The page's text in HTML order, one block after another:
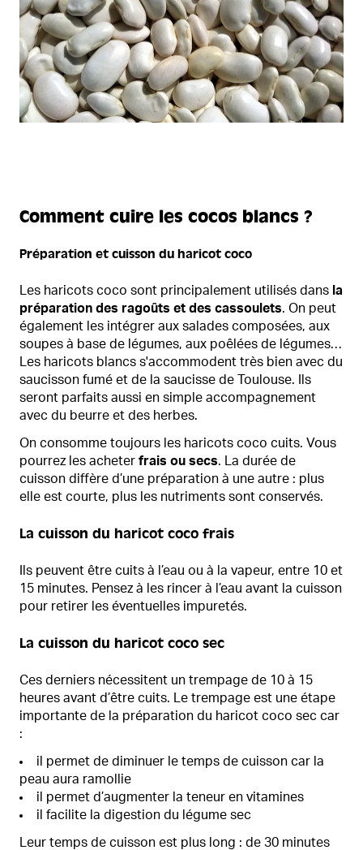
Comment cuire les cocos blancs ?
Préparation et cuisson du haricot coco
Les haricots coco sont principalement utilisés dans la
préparation des ragoûts et des cassoulets. On peut
également les intégrer aux salades composées, aux
soupes à base de légumes, aux poêlées de légumes…
Les haricots blancs s'accommodent très bien avec du
saucisson fumé et de la saucisse de Toulouse. Ils
seront parfaits aussi en simple accompagnement
avec du beurre et des herbes.
On consomme toujours les haricots coco cuits. Vous
pourrez les acheter frais ou secs. La durée de
cuisson diffère d’une préparation à une autre : plus
elle est courte, plus les nutriments sont conservés.
La cuisson du haricot coco frais
Ils peuvent être cuits à l’eau ou à la vapeur, entre 10 et
15 minutes. Pensez à les rincer à l’eau avant la cuisson
pour retirer les éventuelles impuretés.
La cuisson du haricot coco sec
Ces derniers nécessitent un trempage de 10 à 15
heures avant d’être cuits. Le trempage est une étape
importante de la préparation du haricot coco sec car
:
il permet de diminuer le temps de cuisson car la
peau aura ramollie
il permet d’augmenter la teneur en vitamines
il facilite la digestion du légume sec
Leur temps de cuisson est plus long : de 30 minutes